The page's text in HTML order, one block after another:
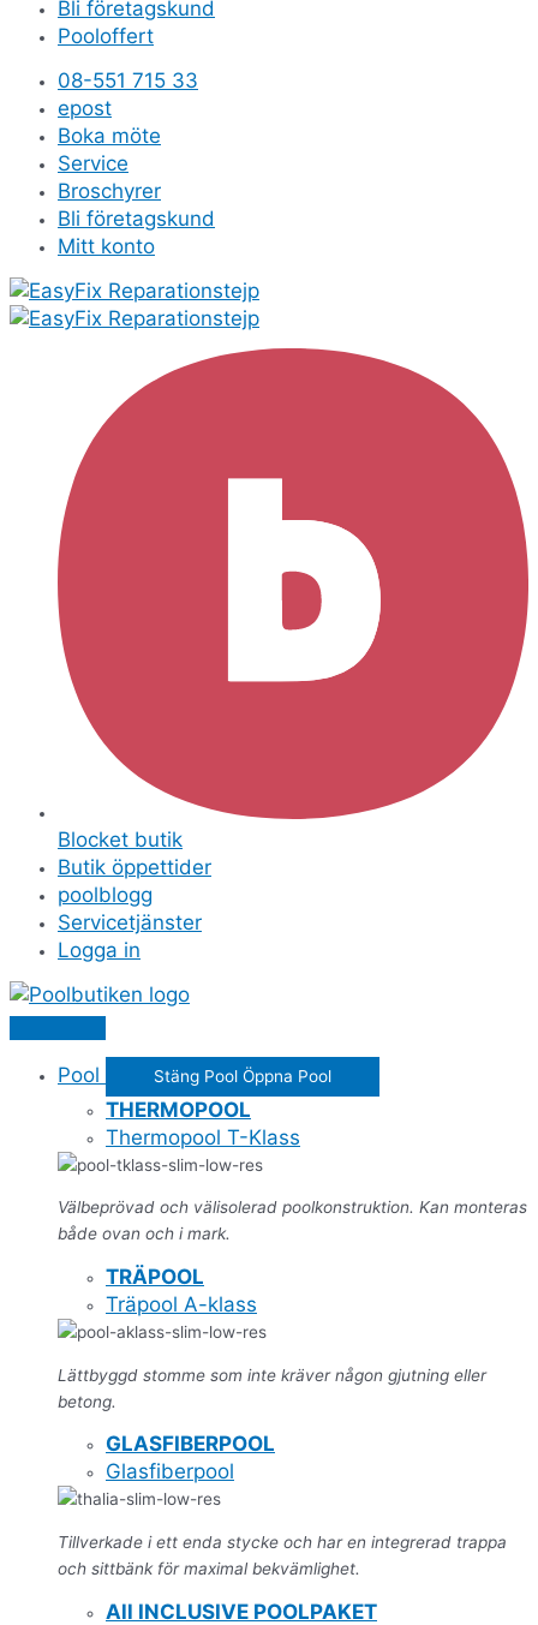
Bli företagskund
Pooloffert
08-551 715 33
epost
Boka möte
Service
Broschyrer
Bli företagskund
Mitt konto
Blocket butik
Butik öppettider
poolblogg
Servicetjänster
Logga in
Pool Stäng Pool Öppna Pool
THERMOPOOL
Thermopool T-Klass
Välbeprövad och välisolerad poolkonstruktion. Kan monteras
både ovan och i mark.
TRÄPOOL
Träpool A-klass
Lättbyggd stomme som inte kräver någon gjutning eller
betong.
GLASFIBERPOOL
Glasfiberpool
Tillverkade i ett enda stycke och har en integrerad trappa
och sittbänk för maximal bekvämlighet.
All INCLUSIVE POOLPAKET